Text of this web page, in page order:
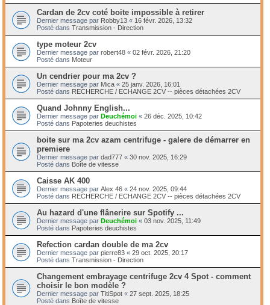
Cardan de 2cv coté boite impossible à retirer
Dernier message par Robby13 « 16 févr. 2026, 13:32
Posté dans Transmission - Direction
type moteur 2cv
Dernier message par robert48 « 02 févr. 2026, 21:20
Posté dans Moteur
Un cendrier pour ma 2cv ?
Dernier message par Mica « 25 janv. 2026, 16:01
Posté dans RECHERCHE / ECHANGE 2CV -- pièces détachées 2CV
Quand Johnny English...
Dernier message par Deuchémoi « 26 déc. 2025, 10:42
Posté dans Papoteries deuchistes
boite sur ma 2cv azam centrifuge - galere de démarrer en
premiere
Dernier message par dad777 « 30 nov. 2025, 16:29
Posté dans Boîte de vitesse
Caisse AK 400
Dernier message par Alex 46 « 24 nov. 2025, 09:44
Posté dans RECHERCHE / ECHANGE 2CV -- pièces détachées 2CV
Au hazard d'une flânerire sur Spotify ...
Dernier message par Deuchémoi « 03 nov. 2025, 11:49
Posté dans Papoteries deuchistes
Refection cardan double de ma 2cv
Dernier message par pierre83 « 29 oct. 2025, 20:17
Posté dans Transmission - Direction
Changement embrayage centrifuge 2cv 4 Spot - comment
choisir le bon modèle ?
Dernier message par TitiSpot « 27 sept. 2025, 18:25
Posté dans Boîte de vitesse